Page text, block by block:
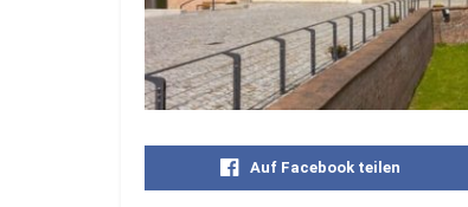
Auf Facebook teilen